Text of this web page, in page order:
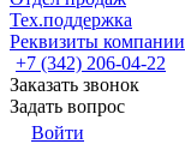
Тех.поддержка
Реквизиты компании
+7 (342) 206-04-22
Заказать звонок
Задать вопрос
Войти